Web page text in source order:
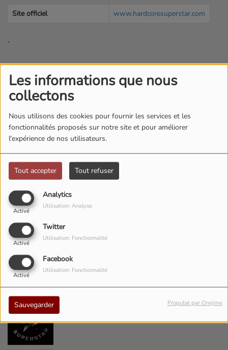
Les informations que nous
collectons
Nous utilisons des cookies pour fournir les services et les
fonctionnalités proposés sur notre site et pour améliorer
l'expérience de nos utilisateurs.
Tout accepter Tout refuser
Analytics
Activé
Utilisation: Analyse
Twitter
Activé
Utilisation: Fonctionnalité
Facebook
Activé
Utilisation: Fonctionnalité
Sauvegarder Propulsé par Orejime
Site officiel
www.hardcoresuperstar.com
.
Top Titres
1
2 Moonshine
3 Last Call for Alcohol
4 Dreamin' In A Casket
5